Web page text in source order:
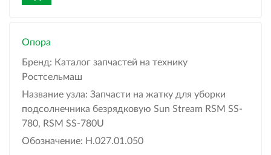
Опора
Бренд: Каталог запчастей на технику
Ростсельмаш
Название узла: Запчасти на жатку для уборки
подсолнечника безрядковую Sun Stream RSM SS-
780, RSM SS-780U
Обозначение: Н.027.01.050